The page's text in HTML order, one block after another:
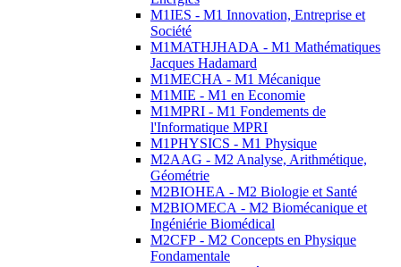
M1IES - M1 Innovation, Entreprise et
Société
M1MATHJHADA - M1 Mathématiques
Jacques Hadamard
M1MECHA - M1 Mécanique
M1MIE - M1 en Economie
M1MPRI - M1 Fondements de
l'Informatique MPRI
M1PHYSICS - M1 Physique
M2AAG - M2 Analyse, Arithmétique,
Géométrie
M2BIOHEA - M2 Biologie et Santé
M2BIOMECA - M2 Biomécanique et
Ingéniérie Biomédical
M2CFP - M2 Concepts en Physique
Fondamentale